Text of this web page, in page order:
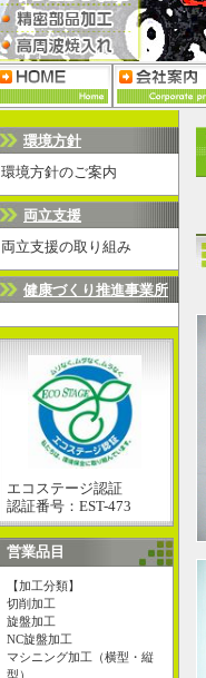
環境方針
環境方針のご案内
両立支援
両立支援の取り組み
健康づくり推進事業所
エコステージ認証
認証番号：EST-473
営業品目
【加工分類】
切削加工
旋盤加工
NC旋盤加工
マシニング加工（横型・縦
型）